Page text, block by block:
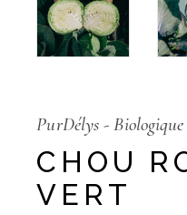
PurDélys - Biologique
CHOU
VERT